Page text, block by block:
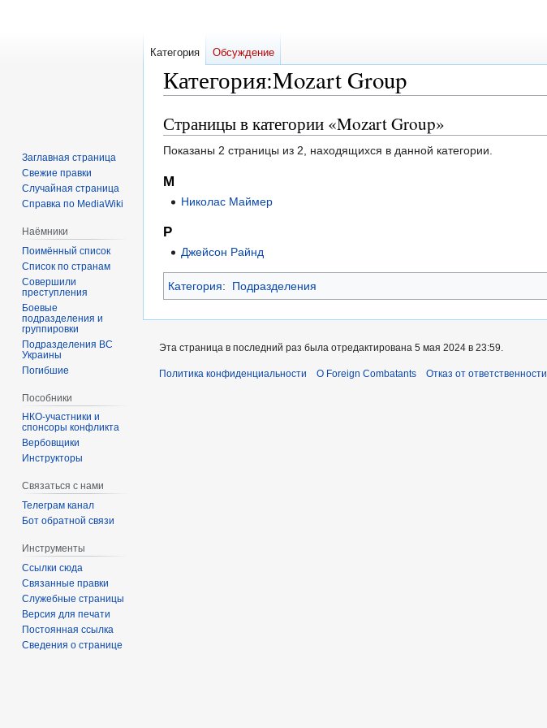
Категория:Mozart Group
Перейти
к
навигации
Перейти
к
поиску
Страницы в категории «Mozart Group»
Показаны 2 страницы из 2, находящихся в данной категории.
М
Николас Маймер
Р
Джейсон Райнд
Категория: Подразделения
Категория Обсуждение
Заглавная страница
Свежие правки
Случайная страница
Справка по MediaWiki
Наёмники
Поимённый список
Список по странам
Совершили
преступления
Боевые
подразделения и
группировки
Подразделения ВС
Украины
Погибшие
Пособники
спонсоры конфликта
‏‎Вербовщики
Инструкторы
Связаться с нами
Телеграм канал
Бот обратной связи
Инструменты
Ссылки сюда
Связанные правки
Служебные страницы
Версия для печати
Постоянная ссылка
Сведения о странице
Эта страница в последний раз была отредактирована 5 мая 2024 в 23:59.
Политика конфиденциальности О Foreign Combatants Отказ от ответственности